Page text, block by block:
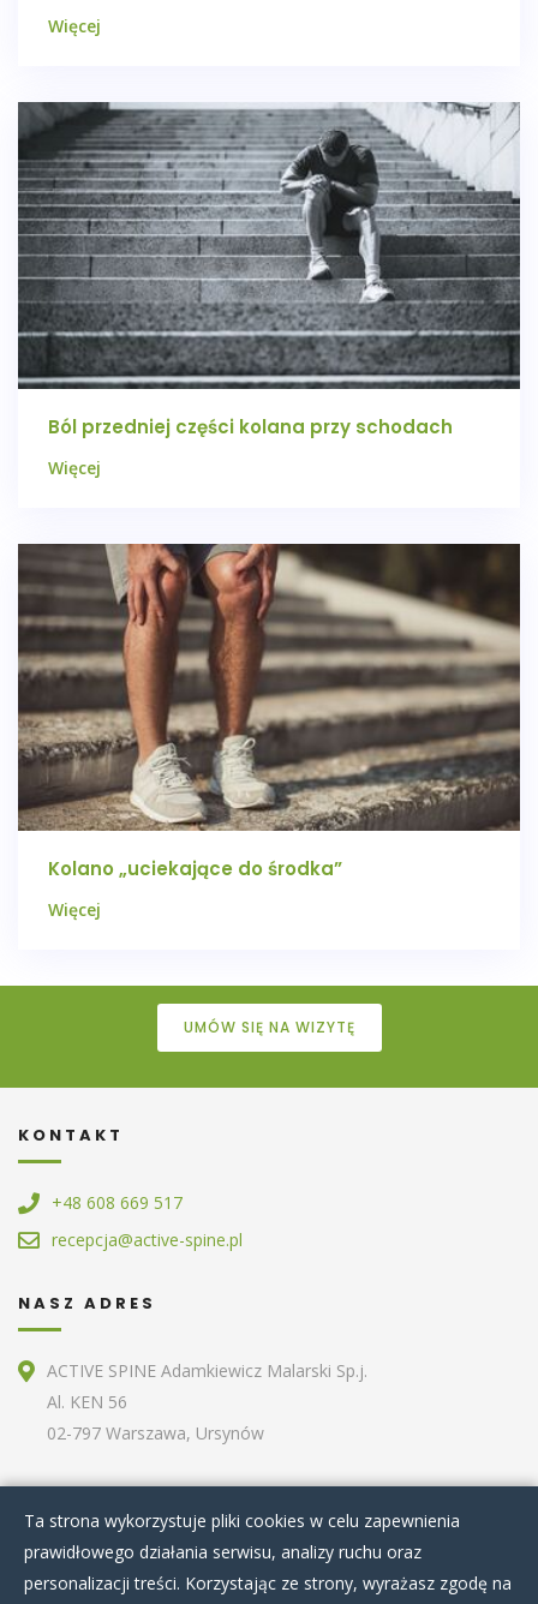
Więcej
Ból przedniej części kolana przy schodach
Więcej
Kolano „uciekające do środka”
Więcej
UMÓW SIĘ NA WIZYTĘ
KONTAKT
+48 608 669 517
recepcja@active-spine.pl
NASZ ADRES
ACTIVE SPINE Adamkiewicz Malarski Sp.j.
Al. KEN 56
02-797 Warszawa, Ursynów
O nas
Terapie specjalistyczne
Ta strona wykorzystuje pliki cookies w celu zapewnienia
prawidłowego działania serwisu, analizy ruchu oraz
personalizacji treści. Korzystając ze strony, wyrażasz zgodę na